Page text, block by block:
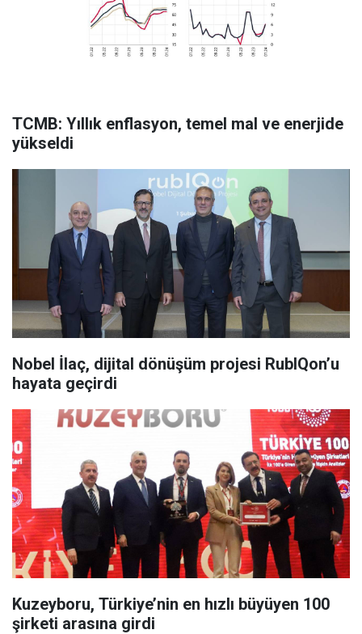
TCMB: Yıllık enflasyon, temel mal ve enerjide
yükseldi
Nobel İlaç, dijital dönüşüm projesi RubIQon’u
hayata geçirdi
Kuzeyboru, Türkiye’nin en hızlı büyüyen 100
şirketi arasına girdi